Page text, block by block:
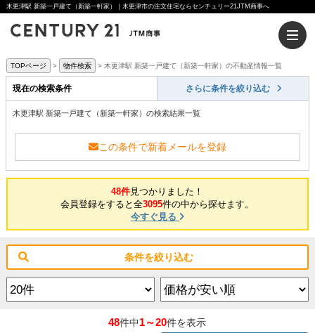
木更津駅 新築一戸建て（新築一軒家）｜木更津市の注文住宅ならセンチュリー21JTM商事へ
TOPページ 物件検索 木更津駅 新築一戸建て（新築一軒家）の不動産情報一覧
現在の検索条件 さらに条件を絞り込む
木更津駅 新築一戸建て（新築一軒家）の検索結果一覧
この条件で新着メールを登録
48件見つかりました！
会員登録をすると全3095件の中から探せます。
今すぐ見る
条件を絞り込む
48件中1～20件を表示